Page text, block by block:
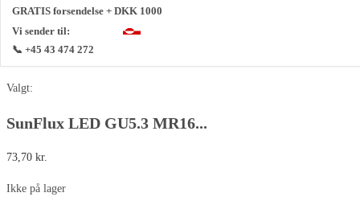
GRATIS forsendelse + DKK 1000
Vi sender til:
📞 +45 43 474 272
Valgt:
SunFlux LED GU5.3 MR16...
73,70 kr.
Ikke på lager